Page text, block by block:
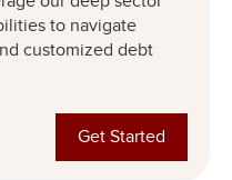
to navigate
customized debt
Get Started